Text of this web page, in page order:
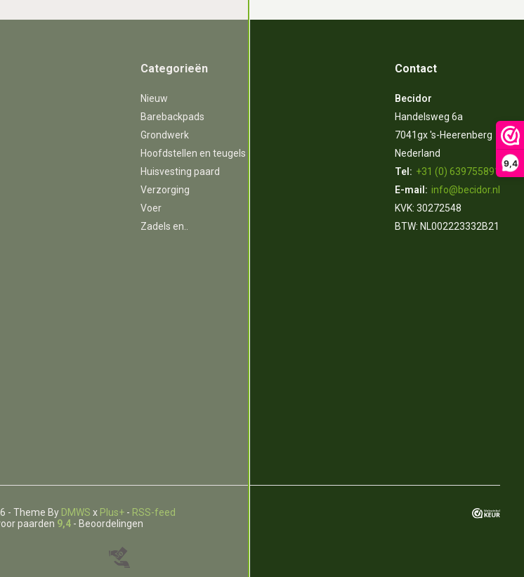
9,4
Categorieën
Nieuw
Barebackpads
Grondwerk
Hoofdstellen en teugels
Huisvesting paard
Verzorging
Voer
Zadels en..
Contact
Becidor
Handelsweg 6a
7041gx 's-Heerenberg
Nederland
Tel: +31 (0) 639755891
E-mail: info@becidor.nl
KVK: 30272548
BTW: NL002223332B21
- Theme By DMWS x Plus+ - RSS-feed
paarden 9,4 - Beoordelingen